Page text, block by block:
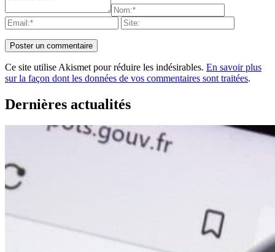
Ce site utilise Akismet pour réduire les indésirables. En savoir plus
sur la façon dont les données de vos commentaires sont traitées.
Dernières actualités